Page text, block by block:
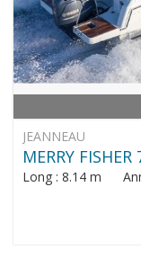
JEANNEAU
MERRY FISHER
Long : 8.14 m